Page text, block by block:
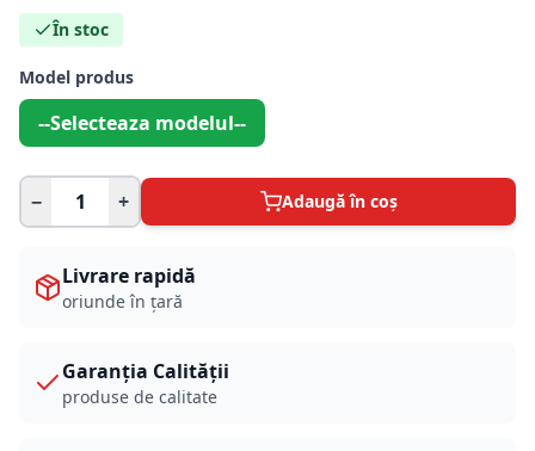
În stoc
Model produs
--Selecteaza modelul--
− + Adaugă în coș
Livrare rapidă
oriunde în țară
Garanția Calității
produse de calitate